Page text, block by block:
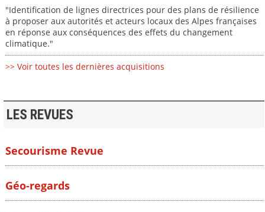
"Identification de lignes directrices pour des plans de résilience
à proposer aux autorités et acteurs locaux des Alpes françaises
en réponse aux conséquences des effets du changement
climatique."
>> Voir toutes les dernières acquisitions
LES REVUES
Secourisme Revue
Géo-regards